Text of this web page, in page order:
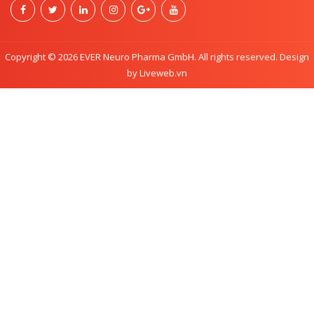
Copyright © 2026 EVER Neuro Pharma GmbH. All rights reserved. Design
by Liveweb.vn